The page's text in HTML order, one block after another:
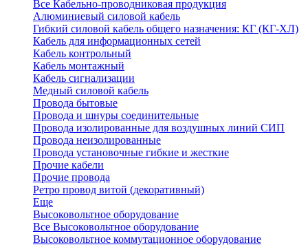
Все Кабельно-проводниковая продукция
Алюминиевый силовой кабель
Гибкий силовой кабель общего назначения: КГ (КГ-ХЛ)
Кабель для информационных сетей
Кабель контрольный
Кабель монтажный
Кабель сигнализации
Медный силовой кабель
Провода бытовые
Провода и шнуры соединительные
Провода изолированные для воздушных линий СИП
Провода неизолированные
Провода установочные гибкие и жесткие
Прочие кабели
Прочие провода
Ретро провод витой (декоративный)
Еще
Высоковольтное оборудование
Все Высоковольтное оборудование
Высоковольтное коммутационное оборудование